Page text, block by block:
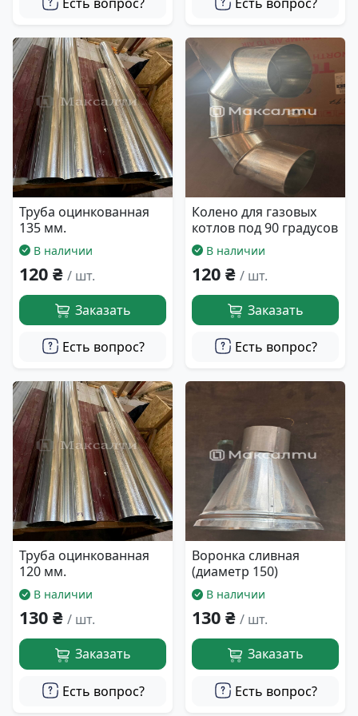
Труба оцинкованная
135 мм.
В наличии
120 ₴ / шт.
Заказать
Есть вопрос?
Колено для газовых
котлов под 90 градусов
В наличии
120 ₴ / шт.
Заказать
Есть вопрос?
Труба оцинкованная
120 мм.
В наличии
130 ₴ / шт.
Заказать
Есть вопрос?
Воронка сливная
(диаметр 150)
В наличии
130 ₴ / шт.
Заказать
Есть вопрос?